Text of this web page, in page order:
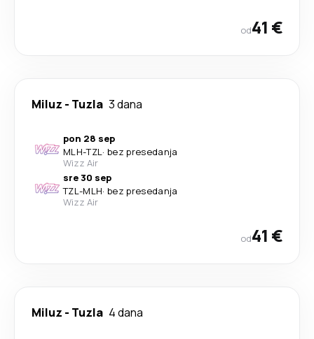
od41 €
Miluz - Tuzla 3 dana
pon 28 sep
MLH-TZL· bez presedanja
Wizz Air
sre 30 sep
TZL-MLH· bez presedanja
Wizz Air
od41 €
Miluz - Tuzla 4 dana